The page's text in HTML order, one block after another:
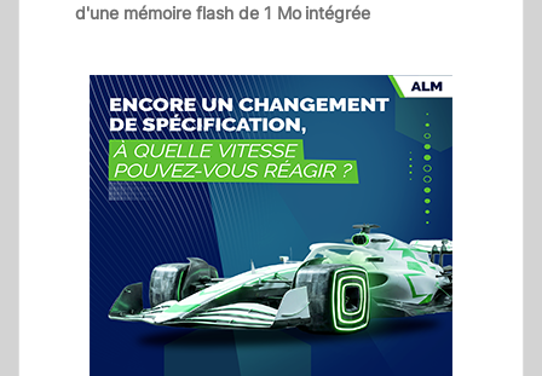
d'une mémoire flash de 1 Mo intégrée